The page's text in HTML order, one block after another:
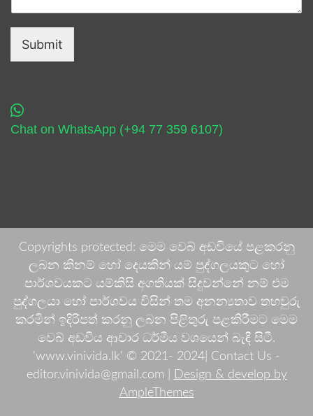
Submit
Chat on WhatsApp (+94 77 359 6107)
Copyrights protected: මෙම වෙබ් අඩවියේ පළකරනු
ලබන කිනම් හෝ දෙයකින් යම් පුද්ගලයකුට හෝ
පාර්ශවයකට යම්කිසි අගතියක් සිදුවන්නේ නම් එම
පුද්ගලයා හෝ පාර්ශවය විසින් තම අනන්‍යතාව තහවුරු
කරමින් ඉදිරිපත් කරනු ලබන පිළිතුරු පළකිරීමට මෙම
වෙබ් අඩවිය ආචාර ධර්මීය වශයෙන් බැඳී සිටී.
'www.vinivida.lk' © 2021- 2024| Contact Us -
editor.vinivida@gmail.com |
Design & develop by
AmpleThemes